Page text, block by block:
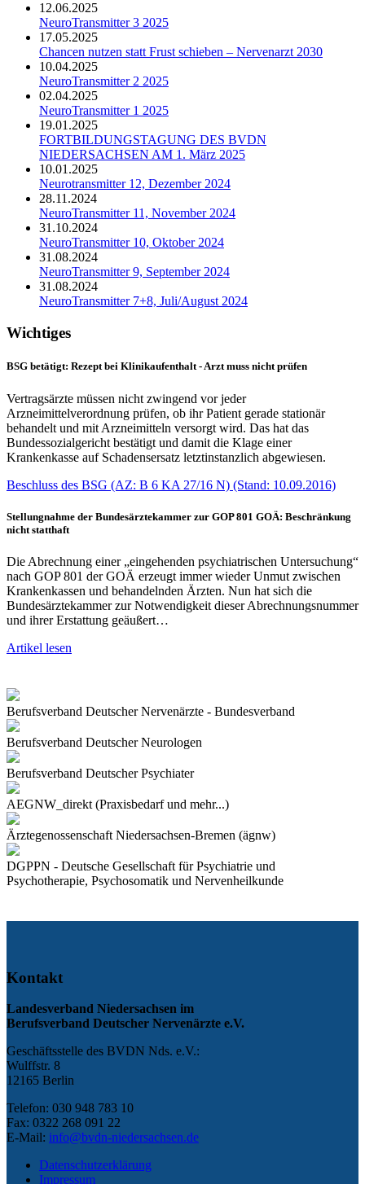
12.06.2025
NeuroTransmitter 3 2025
17.05.2025
Chancen nutzen statt Frust schieben – Nervenarzt 2030
10.04.2025
NeuroTransmitter 2 2025
02.04.2025
NeuroTransmitter 1 2025
19.01.2025
FORTBILDUNGSTAGUNG DES BVDN
NIEDERSACHSEN AM 1. März 2025
10.01.2025
Neurotransmitter 12, Dezember 2024
28.11.2024
NeuroTransmitter 11, November 2024
31.10.2024
NeuroTransmitter 10, Oktober 2024
31.08.2024
NeuroTransmitter 9, September 2024
31.08.2024
NeuroTransmitter 7+8, Juli/August 2024
Wichtiges
BSG betätigt: Rezept bei Klinikaufenthalt - Arzt muss nicht prüfen
Vertragsärzte müssen nicht zwingend vor jeder
Arzneimittelverordnung prüfen, ob ihr Patient gerade stationär
behandelt und mit Arzneimitteln versorgt wird. Das hat das
Bundessozialgericht bestätigt und damit die Klage einer
Krankenkasse auf Schadensersatz letztinstanzlich abgewiesen.
Beschluss des BSG (AZ: B 6 KA 27/16 N) (Stand: 10.09.2016)
Stellungnahme der Bundesärztekammer zur GOP 801 GOÄ: Beschränkung
nicht statthaft
Die Abrechnung einer „eingehenden psychiatrischen Untersuchung“
nach GOP 801 der GOÄ erzeugt immer wieder Unmut zwischen
Krankenkassen und behandelnden Ärzten. Nun hat sich die
Bundesärztekammer zur Notwendigkeit dieser Abrechnungsnummer
und ihrer Erstattung geäußert…
Artikel lesen
Berufsverband Deutscher Nervenärzte - Bundesverband
Berufsverband Deutscher Neurologen
Berufsverband Deutscher Psychiater
AEGNW_direkt (Praxisbedarf und mehr...)
Ärztegenossenschaft Niedersachsen-Bremen (ägnw)
DGPPN - Deutsche Gesellschaft für Psychiatrie und
Psychotherapie, Psychosomatik und Nervenheilkunde
Kontakt
Landesverband Niedersachsen im
Berufsverband Deutscher Nervenärzte e.V.
Geschäftsstelle des BVDN Nds. e.V.:
Wulffstr. 8
12165 Berlin
Telefon: 030 948 783 10
Fax: 0322 268 091 22
E-Mail: info@bvdn-niedersachsen.de
Datenschutzerklärung
Impressum